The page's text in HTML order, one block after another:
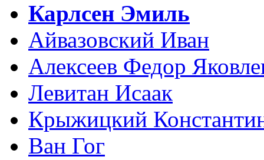
Карлсен Эмиль
Айвазовский Иван
Алексеев Федор
Левитан Исаак
Крыжицкий
Ван Гог